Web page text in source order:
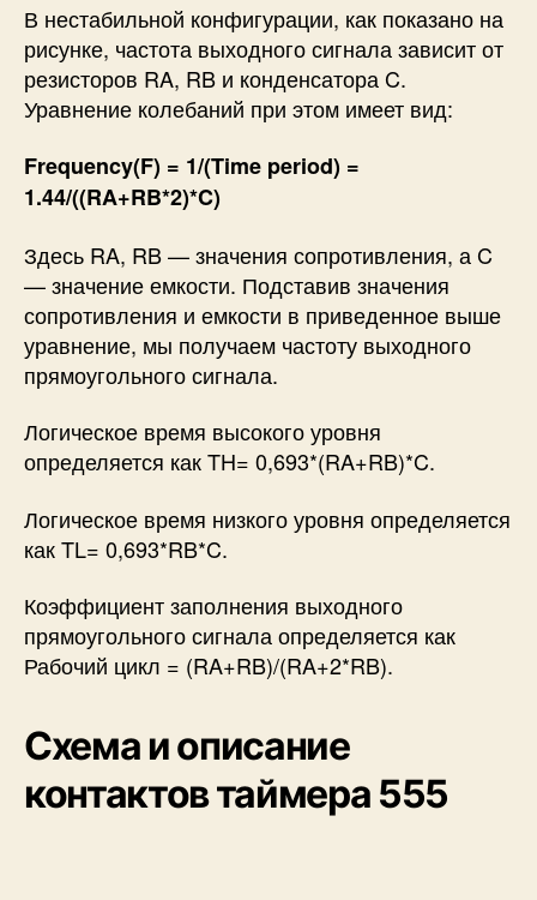
В нестабильной конфигурации, как показано на
рисунке, частота выходного сигнала зависит от
резисторов RA, RB и конденсатора C.
Уравнение колебаний при этом имеет вид:
Frequency(F) = 1/(Time period) =
1.44/((RA+RB*2)*C)
Здесь RA, RB — значения сопротивления, а C
— значение емкости. Подставив значения
сопротивления и емкости в приведенное выше
уравнение, мы получаем частоту выходного
прямоугольного сигнала.
Логическое время высокого уровня
определяется как TH= 0,693*(RA+RB)*C.
Логическое время низкого уровня определяется
как TL= 0,693*RB*C.
Коэффициент заполнения выходного
прямоугольного сигнала определяется как
Рабочий цикл = (RA+RB)/(RA+2*RB).
Схема и описание
контактов таймера 555